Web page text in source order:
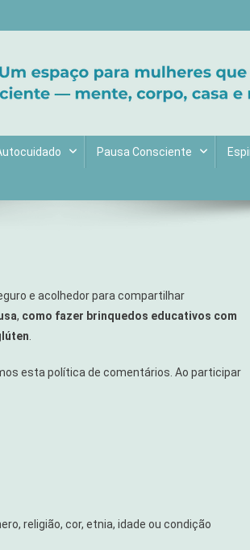
Pausa Consciente
e acolhedor para compartilhar
, como fazer brinquedos educativos com
esta política de comentários. Ao participar
religião, cor, etnia, idade ou condição